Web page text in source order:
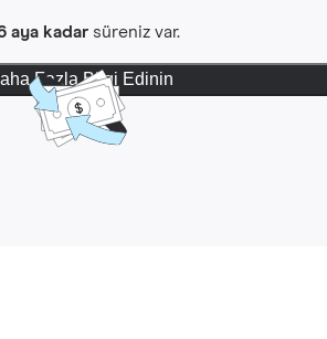
aya kadar süreniz var.
Fazla Bilgi Edinin